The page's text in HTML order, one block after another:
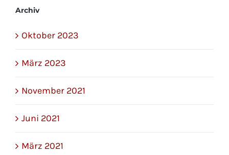
Archiv
Oktober 2023
März 2023
November 2021
Juni 2021
März 2021